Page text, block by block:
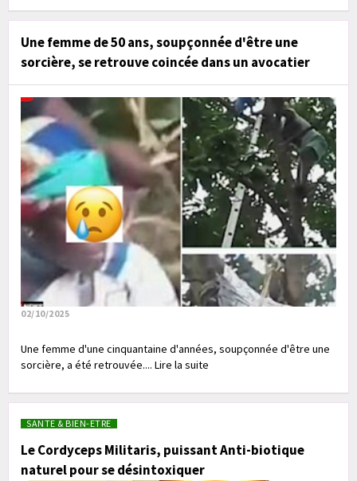
Une femme de 50 ans, soupçonnée d'être une
sorcière, se retrouve coincée dans un avocatier
02/10/2025
Une femme d'une cinquantaine d'années, soupçonnée d'être une
sorcière, a été retrouvée.... Lire la suite
SANTE & BIEN-ETRE
Le Cordyceps Militaris, puissant Anti-biotique
naturel pour se désintoxiquer